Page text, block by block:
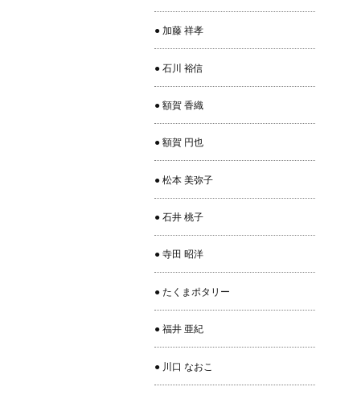
● 加藤 祥孝
● 石川 裕信
● 額賀 香織
● 額賀 円也
● 松本 美弥子
● 石井 桃子
● 寺田 昭洋
● たくまポタリー
● 福井 亜紀
● 川口 なおこ